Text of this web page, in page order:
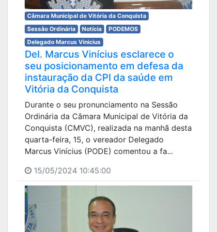
Câmara Municipal de Vitória da Conquista
Sessão Ordinária
Notícia
PODEMOS
Delegado Marcus Vinicius
Del. Marcus Vinícius esclarece o
seu posicionamento em defesa da
instauração da CPI da saúde em
Vitória da Conquista
Durante o seu pronunciamento na Sessão
Ordinária da Câmara Municipal de Vitória da
Conquista (CMVC), realizada na manhã desta
quarta-feira, 15, o vereador Delegado
Marcus Vinícius (PODE) comentou a fa...
15/05/2024 10:45:00